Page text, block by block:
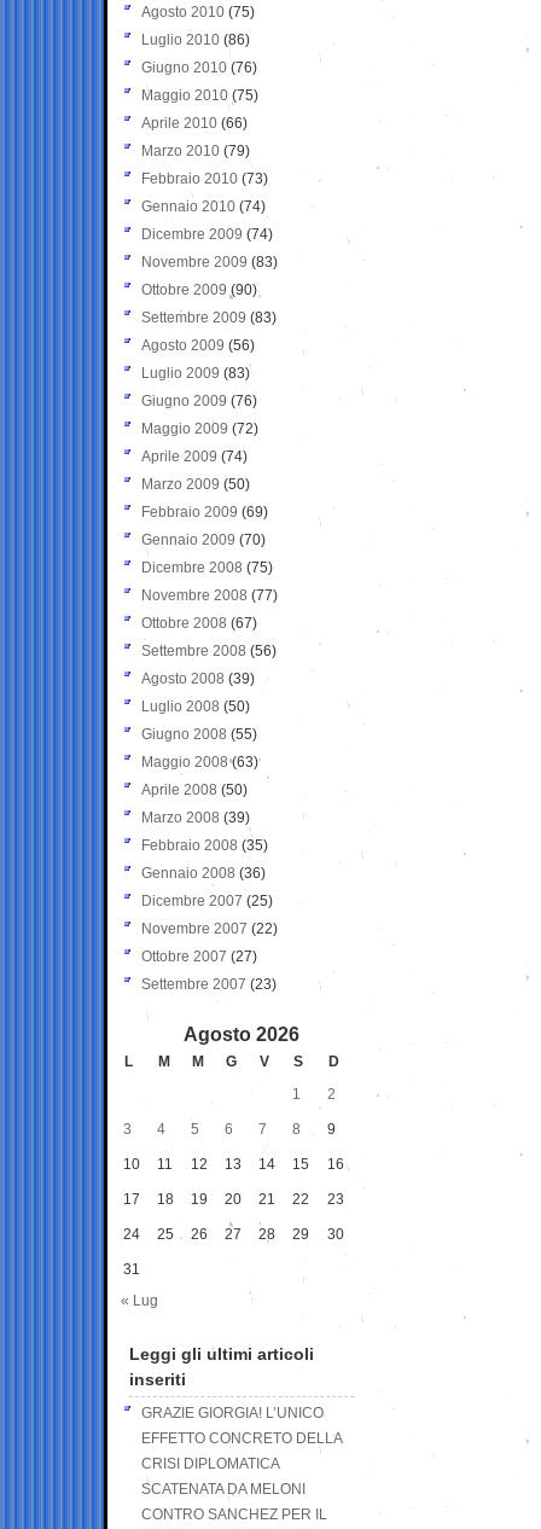
Agosto 2010 (75)
Luglio 2010 (86)
Giugno 2010 (76)
Maggio 2010 (75)
Aprile 2010 (66)
Marzo 2010 (79)
Febbraio 2010 (73)
Gennaio 2010 (74)
Dicembre 2009 (74)
Novembre 2009 (83)
Ottobre 2009 (90)
Settembre 2009 (83)
Agosto 2009 (56)
Luglio 2009 (83)
Giugno 2009 (76)
Maggio 2009 (72)
Aprile 2009 (74)
Marzo 2009 (50)
Febbraio 2009 (69)
Gennaio 2009 (70)
Dicembre 2008 (75)
Novembre 2008 (77)
Ottobre 2008 (67)
Settembre 2008 (56)
Agosto 2008 (39)
Luglio 2008 (50)
Giugno 2008 (55)
Maggio 2008(63)
Aprile 2008 (50)
Marzo 2008 (39)
Febbraio 2008 (35)
Gennaio 2008 (36)
Dicembre 2007 (25)
Novembre 2007 (22)
Ottobre 2007 (27)
Settembre 2007 (23)
Agosto 2026
L M M G V S
D
1
2
3 4 5 6 7 8 9
10 11 12 13 14 15 16
17 18 19 20 21 22 23
24 25 26 27 28 29 30
31
« Lug
Leggi gli ultimi articoli
inseriti
GRAZIE GIORGIA! L’UNICO
EFFETTO CONCRETO DELLA
CRISI DIPLOMATICA
SCATENATA DA MELONI
CONTRO SANCHEZ PER IL